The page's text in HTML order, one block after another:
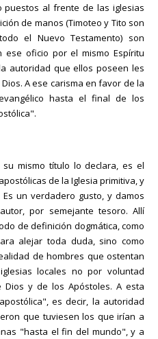
puestos al frente de las iglesias
de manos (Timoteo y Tito son
el Nuevo Testamento) son
ese oficio por el mismo Espíritu
autoridad que ellos poseen les
A ese carisma en favor de la
hasta el final de los
mismo título lo declara, es el
de la Iglesia primitiva, y
un verdadero gusto, y damos
por semejante tesoro. Allí
de definición dogmática, como
alejar toda duda, sino como
de hombres que ostentan
locales no por voluntad
y de los Apóstoles. A esta
es decir, la autoridad
que tuviesen los que irían a
"hasta el fin del mundo", y a